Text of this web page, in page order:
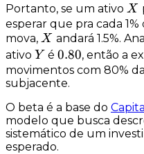
Portanto, se um ativo X
X
esperar que pra cada
mova, X
X andará 1.5%.
ativo Y
Y é0.80
0.80, então a
movimentos com 80%
subjacente.
O beta é a base do
modelo que busca
sistemático de um
esperado.